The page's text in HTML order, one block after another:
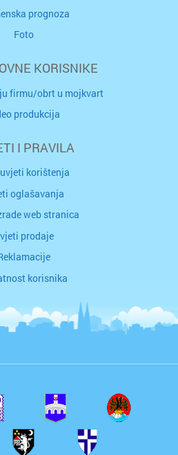
prognoza
Foto
KORISNIKE
firmu/obrt u mojkvart
produkcija
I PRAVILA
korištenja
oglašavanja
web stranica
prodaje
korisnika